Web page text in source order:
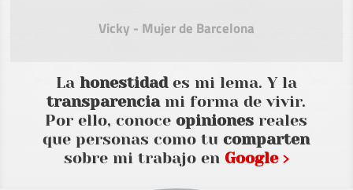
Vicky - Mujer de Barcelona
La honestidades mi lema. Y la
transparenciami forma de vivir.
Por ello, conoceopiniones reales
que personas como tucomparten
sobre mi trabajo en Google ›